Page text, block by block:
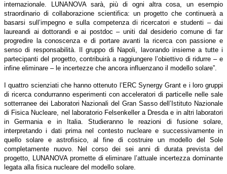
internazionale. LUNANOVA sarà, più di ogni altra cosa, un esempio
straordinario di collaborazione scientifica: un progetto che continuerà a
basarsi sull’impegno e sulla competenza di ricercatori e studenti – dai
laureandi ai dottorandi e ai postdoc – uniti dal desiderio comune di far
progredire la conoscenza e di portare avanti la ricerca con passione e
senso di responsabilità. Il gruppo di Napoli, lavorando insieme a tutte i
partecipanti del progetto, contribuirà a raggiungere l’obiettivo di ridurre – e
infine eliminare – le incertezze che ancora influenzano il modello solare”.
I quattro scienziati che hanno ottenuto l’ERC Synergy Grant e i loro gruppi
di ricerca condurranno esperimenti con acceleratori di particelle nelle sale
sotterranee dei Laboratori Nazionali del Gran Sasso dell’Istituto Nazionale
di Fisica Nucleare, nel laboratorio Felsenkeller a Dresda e in altri laboratori
in Germania e in Italia. Studieranno le reazioni di fusione solare,
interpretando i dati prima nel contesto nucleare e successivamente in
quello solare e astrofisico, al fine di costruire un modello del Sole
completamente nuovo. Nel corso dei sei anni di durata prevista del
progetto, LUNANOVA promette di eliminare l’attuale incertezza dominante
legata alla fisica nucleare del modello solare.